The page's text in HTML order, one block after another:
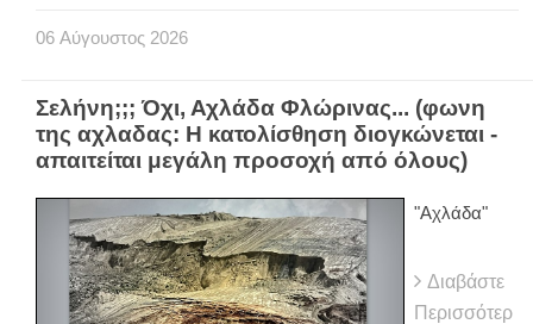
06 Αύγουστος 2026
Σελήνη;;; Όχι, Αχλάδα Φλώρινας... (φωνη
της αχλαδας: Η κατολίσθηση διογκώνεται -
απαιτείται μεγάλη προσοχή από όλους)
"Αχλάδα"
Διαβάστε
Περισσότερ